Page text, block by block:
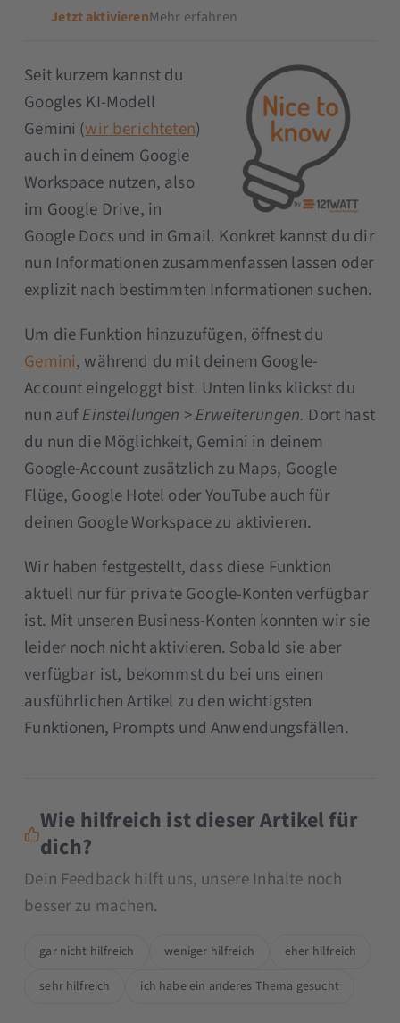
Jetzt aktivierenMehr erfahren
Seit kurzem kannst du
Googles KI-Modell
Gemini (wir berichteten)
auch in deinem Google
Workspace nutzen, also
im Google Drive, in
Google Docs und in Gmail. Konkret kannst du dir
nun Informationen zusammenfassen lassen oder
explizit nach bestimmten Informationen suchen.
Um die Funktion hinzuzufügen, öffnest du
Gemini, während du mit deinem Google-
Account eingeloggt bist. Unten links klickst du
nun aufEinstellungen > Erweiterungen. Dort hast
du nun die Möglichkeit, Gemini in deinem
Google-Account zusätzlich zu Maps, Google
Flüge, Google Hotel oder YouTube auch für
deinen Google Workspace zu aktivieren.
Wir haben festgestellt, dass diese Funktion
aktuell nur für private Google-Konten verfügbar
ist. Mit unseren Business-Konten konnten wir sie
leider noch nicht aktivieren. Sobald sie aber
verfügbar ist, bekommst du bei uns einen
ausführlichen Artikel zu den wichtigsten
Funktionen, Prompts und Anwendungsfällen.
Wie hilfreich ist dieser Artikel für
dich?
Dein Feedback hilft uns, unsere Inhalte noch
besser zu machen.
gar nicht hilfreich weniger hilfreich
eher hilfreich
sehr hilfreich
ich habe ein anderes Thema gesucht